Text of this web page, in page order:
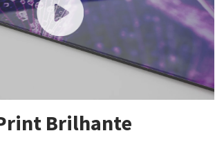
Brilhante